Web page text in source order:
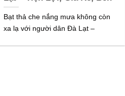
Bạt thả che nắng mưa không còn
xa lạ với người dân Đà Lạt –